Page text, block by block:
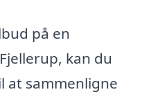
på en
kan du
at sammenligne